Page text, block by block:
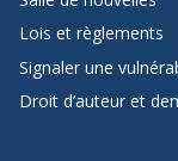
Lois et règlements
Signaler une
Droit d’auteur et